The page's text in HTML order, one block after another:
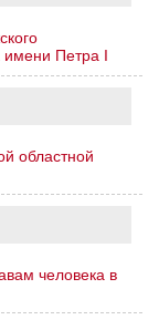
имени Петра I
областной
человека в